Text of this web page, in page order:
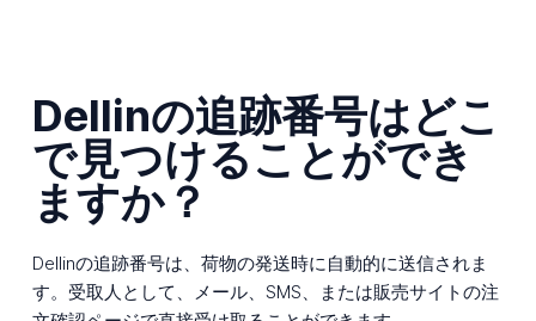
Dellinの追跡番号はどこ
で見つけることができ
ますか？
Dellinの追跡番号は、荷物の発送時に自動的に送信されま
す。受取人として、メール、SMS、または販売サイトの注